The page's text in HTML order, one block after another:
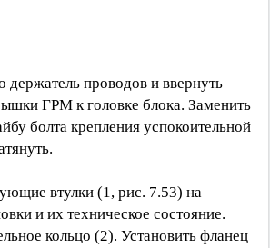
держатель проводов и ввернуть
ГРМ к головке блока. Заменить
болта крепления успокоительной
втулки (1, рис. 7.53) на
и их техническое состояние.
кольцо (2). Установить фланец